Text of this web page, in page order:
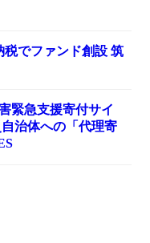
でファンド創設 筑
緊急支援寄付サイ
治体への「代理寄